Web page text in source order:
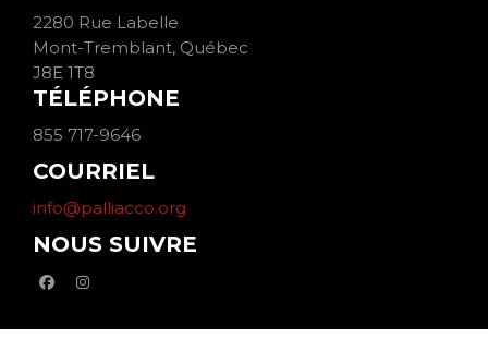
2280 Rue Labelle
Mont-Tremblant, Québec
J8E 1T8
TÉLÉPHONE
855 717-9646
COURRIEL
info@palliacco.org
NOUS SUIVRE
facebookinstagram